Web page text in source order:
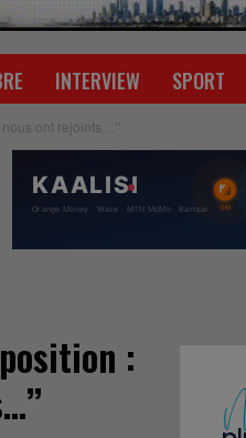
INTERVIEW SPORT
ont rejoints…’’
: